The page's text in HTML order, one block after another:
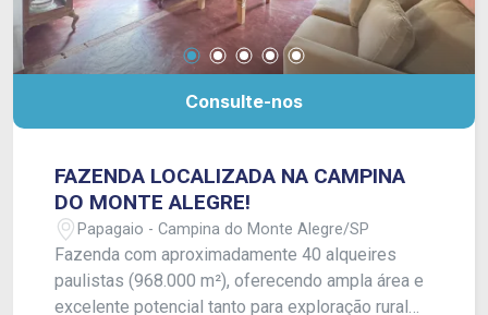
Consulte-nos
FAZENDA LOCALIZADA NA CAMPINA
DO MONTE ALEGRE!
Papagaio - Campina do Monte Alegre/SP
Fazenda com aproximadamente 40 alqueires
paulistas (968.000 m²), oferecendo ampla área e
excelente potencial tanto para exploração rural